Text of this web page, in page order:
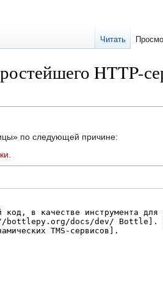
HTTP-
по следующей причине:
Читать